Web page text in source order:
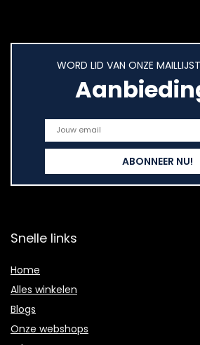
WORD LID VAN ONZE
Snelle links
Home
Alles winkelen
Blogs
Onze webshops